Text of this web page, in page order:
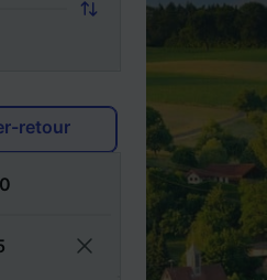
retour